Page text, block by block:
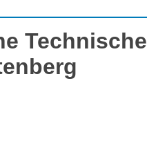
Technische